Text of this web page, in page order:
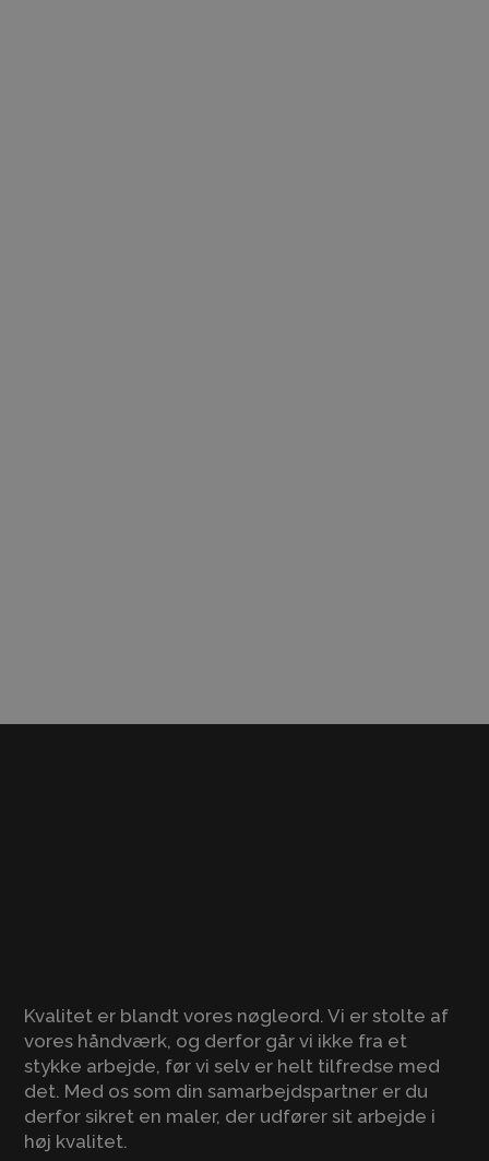
Kvalitet er blandt vores nøgleord. Vi er stolte af
vores håndværk, og derfor går vi ikke fra et
stykke arbejde, før vi selv er helt tilfredse med
det. Med os som din samarbejdspartner er du
derfor sikret en maler, der udfører sit arbejde i
høj kvalitet.